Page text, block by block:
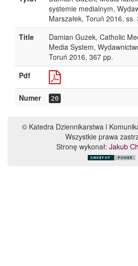
systemie medialnym,
Marszałek, Toruń 2016, ss.
Title
Damian Guzek, Catholic
Media System,
Toruń 2016, 367 pp.
Pdf
Numer 20
© Katedra Dziennikarstwa i
Wszystkie prawa
Stronę wykonał: Jakub